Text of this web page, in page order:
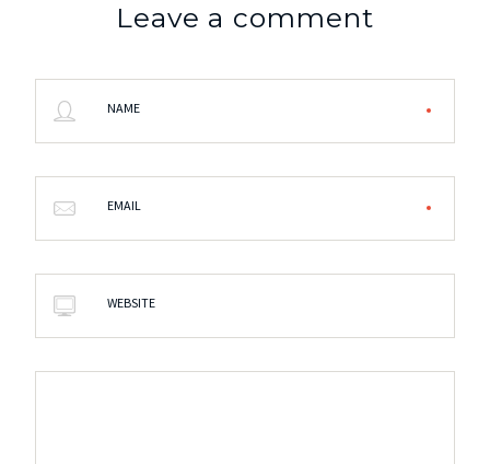
Leave a comment
NAME
EMAIL
WEBSITE